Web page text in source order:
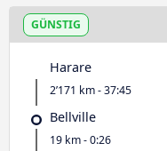
GÜNSTIG
Harare
2’171 km - 37:45
Bellville
19 km - 0:26